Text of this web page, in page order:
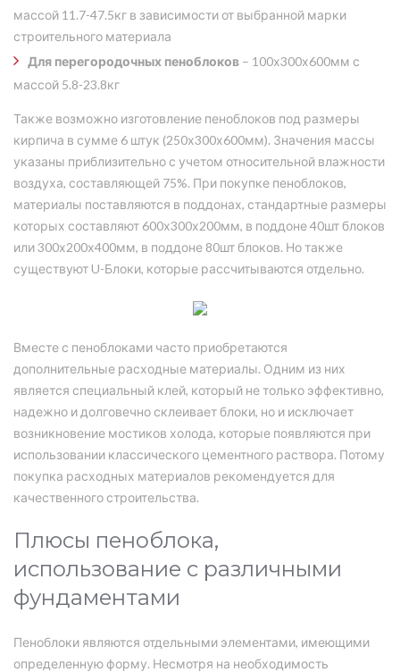
массой 11.7-47.5кг в зависимости от выбранной марки
строительного материала
Для перегородочных пеноблоков – 100х300х600мм с
массой 5.8-23.8кг
Также возможно изготовление пеноблоков под размеры
кирпича в сумме 6 штук (250х300х600мм). Значения массы
указаны приблизительно с учетом относительной влажности
воздуха, составляющей 75%. При покупке пеноблоков,
материалы поставляются в поддонах, стандартные размеры
которых составляют 600х300х200мм, в поддоне 40шт блоков
или 300х200х400мм, в поддоне 80шт блоков. Но также
существуют U-Блоки, которые рассчитываются отдельно.
Вместе с пеноблоками часто приобретаются
дополнительные расходные материалы. Одним из них
является специальный клей, который не только эффективно,
надежно и долговечно склеивает блоки, но и исключает
возникновение мостиков холода, которые появляются при
использовании классического цементного раствора. Потому
покупка расходных материалов рекомендуется для
качественного строительства.
Плюсы пеноблока,
использование с различными
фундаментами
Пеноблоки являются отдельными элементами, имеющими
определенную форму. Несмотря на необходимость